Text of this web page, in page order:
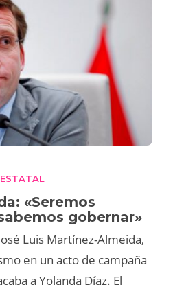
«Seremos
gobernar»
Luis Martínez-Almeida,
en un acto de campaña
a Yolanda Díaz. El